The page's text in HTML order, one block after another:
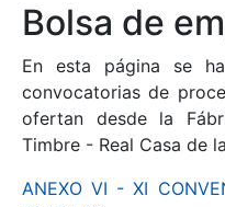
Mostrar/Ocultar
Mostrar/Ocultar
Bolsa de
En esta página se
convocatorias de
ofertan desde la
Timbre - Real Casa de
ANEXO VI - XI